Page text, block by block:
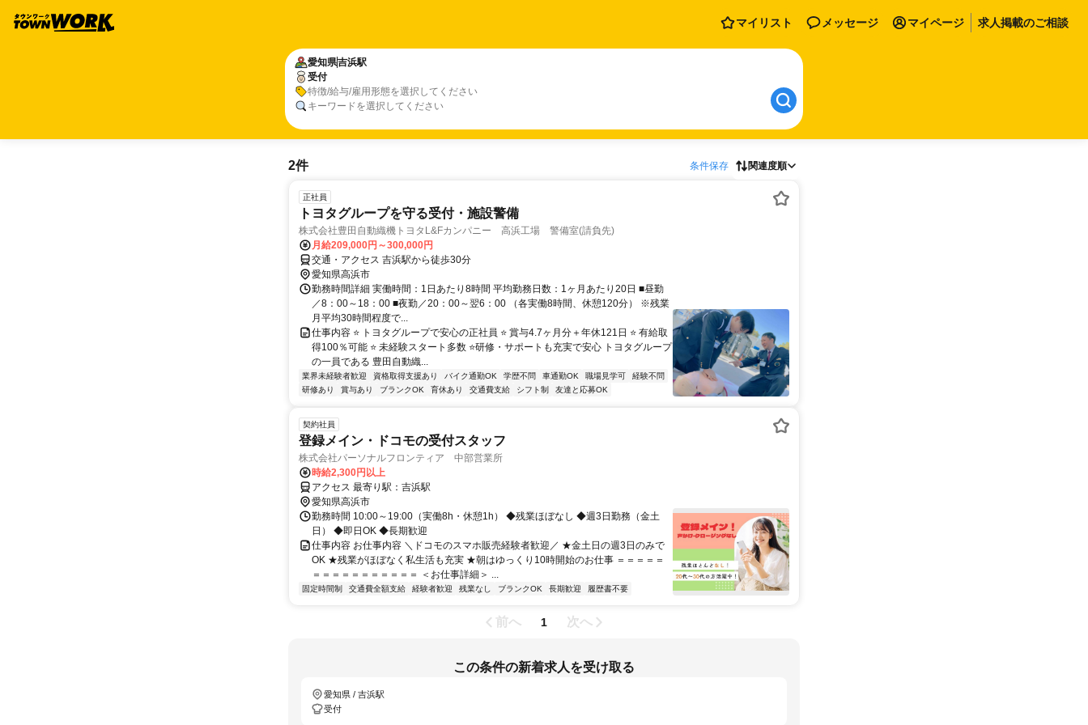
マイリスト メッセージ マイページ 求人掲載のご相談
愛知県吉浜駅
受付
特徴/給与/雇用形態を選択してください
キーワードを選択してください
2件 条件保存 関連度順
正社員
トヨタグループを守る受付・施設警備
株式会社豊田自動織機トヨタL&Fカンパニー 高浜工場 警備室(請負先)
月給209,000円～300,000円
交通・アクセス 吉浜駅から徒歩30分
愛知県高浜市
勤務時間詳細 実働時間：1日あたり8時間 平均勤務日数：1ヶ月あたり20日 ■昼勤
／8：00～18：00 ■夜勤／20：00～翌6：00 （各実働8時間、休憩120分） ※残業
月平均30時間程度で...
仕事内容 ⭐ トヨタグループで安心の正社員 ⭐ 賞与4.7ヶ月分＋年休121日 ⭐ 有給取
得100％可能 ⭐ 未経験スタート多数 ⭐研修・サポートも充実で安心 トヨタグループ
の一員である 豊田自動織...
業界未経験者歓迎 資格取得支援あり バイク通勤OK 学歴不問 車通勤OK 職場見学可
経験不問
研修あり
賞与あり ブランクOK 育休あり 交通費支給 シフト制 友達と応募OK
契約社員
登録メイン・ドコモの受付スタッフ
株式会社パーソナルフロンティア 中部営業所
時給2,300円以上
アクセス 最寄り駅：吉浜駅
愛知県高浜市
勤務時間 10:00～19:00（実働8h・休憩1h） ◆残業ほぼなし ◆週3日勤務（金土
日） ◆即日OK ◆長期歓迎
仕事内容 お仕事内容 ＼ドコモのスマホ販売経験者歓迎／ ★金土日の週3日のみで
OK ★残業がほぼなく私生活も充実 ★朝はゆっくり10時開始のお仕事 ＝＝＝＝＝
＝＝＝＝＝＝＝＝＝＝＝ ＜お仕事詳細＞ ...
固定時間制 交通費全額支給 経験者歓迎 残業なし ブランクOK 長期歓迎 履歴書不要
前へ 1 次へ
この条件の新着求人を受け取る
愛知県 / 吉浜駅
受付